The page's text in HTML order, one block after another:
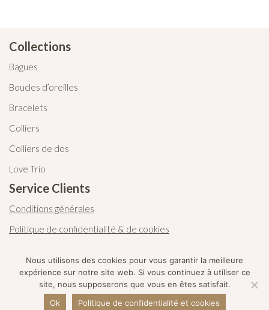
Collections
Bagues
Boucles d’oreilles
Bracelets
Colliers
Colliers de dos
Love Trio
Service Clients
Conditions générales
Politique de confidentialité & de cookies
©2021 JL creations. Tous droits réservés.
Nous utilisons des cookies pour vous garantir la meilleure
expérience sur notre site web. Si vous continuez à utiliser ce
site, nous supposerons que vous en êtes satisfait.
Ok
Politique de confidentialité et cookies